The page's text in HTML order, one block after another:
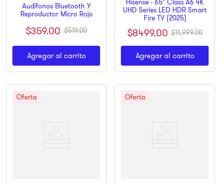
Audífonos Bluetooth Y
Reproductor Micro Rojo
$359.00 $519.00
Agregar al carrito
Hisense - 65" Class A6 4K
UHD Series LED HDR Smart
Fire TV (2025)
$8499.00 $11,999.00
Agregar al carrito